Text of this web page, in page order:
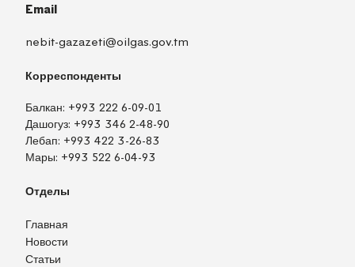
Email
nebit-gazazeti@oilgas.gov.tm
Корреспонденты
Балкан: +993 222 6-09-01
Дашогуз: +993 346 2-48-90
Лебап: +993 422 3-26-83
Мары: +993 522 6-04-93
Отделы
Главная
Новости
Статьи